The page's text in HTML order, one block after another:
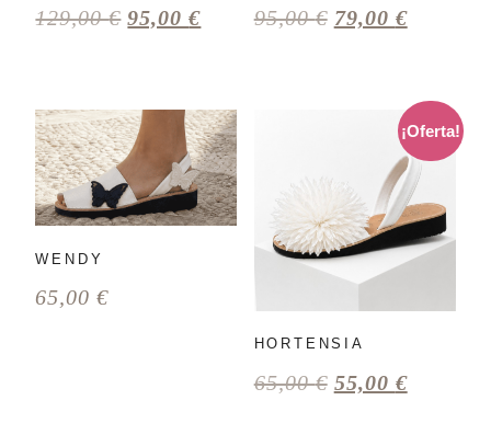
129,00€ 95,00€ 95,00€ 79,00 €
WENDY
65,00€
¡Oferta!
HORTENSIA
65,00€ 55,00 €